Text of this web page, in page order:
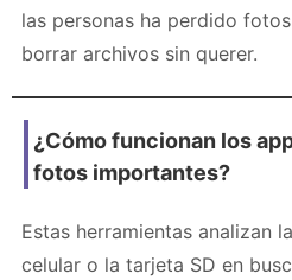
las personas ha perdido
borrar archivos sin querer.
¿Cómo funcionan los
fotos importantes?
Estas herramientas analizan
celular o la tarjeta SD en